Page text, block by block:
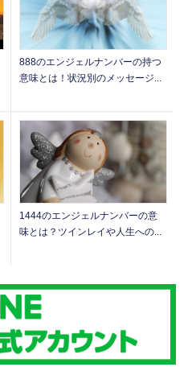
888のエンジェルナンバーの持つ
意味とは！状況別のメッセージ...
1444のエンジェルナンバーの意
味とは？ツインレイや人生への...